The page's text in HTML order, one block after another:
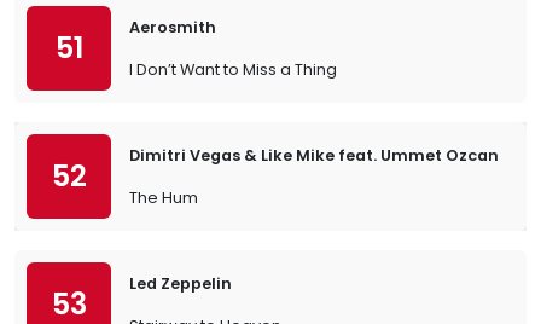
51
Aerosmith
I Don’t Want to Miss a Thing
52
Dimitri Vegas & Like Mike feat. Ummet Ozcan
The Hum
53
Led Zeppelin